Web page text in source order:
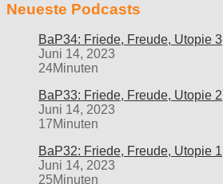
Neueste Podcasts
BaP34: Friede, Freude, Utopie 3
Juni 14, 2023
24Minuten
BaP33: Friede, Freude, Utopie 2
Juni 14, 2023
17Minuten
BaP32: Friede, Freude, Utopie 1
Juni 14, 2023
25Minuten